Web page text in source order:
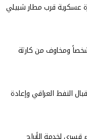
عسكرية قرب مطار شبيلي
كولومبيا.. مصرع 77 شخصاً ومخاوف من كارثة
النفط العراقي وإعادة